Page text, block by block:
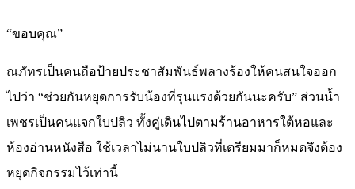
“ขอบคุณ”
ณภัทรเป็นคนถือป้ายประชาสัมพันธ์พลางร้องให้คนสนใจออก
ไปว่า “ช่วยกันหยุดการรับน้องที่รุนแรงด้วยกันนะครับ” ส่วนน้ำ
เพชรเป็นคนแจกใบปลิว ทั้งคู่เดินไปตามร้านอาหารใต้หอและ
ห้องอ่านหนังสือ ใช้เวลาไม่นานใบปลิวที่เตรียมมาก็หมดจึงต้อง
หยุดกิจกรรมไว้เท่านี้